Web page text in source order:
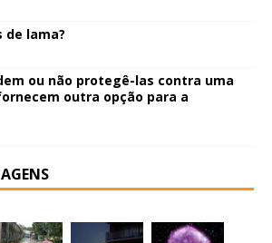
de lama?
ou não protegê-las contra uma
outra opção para a